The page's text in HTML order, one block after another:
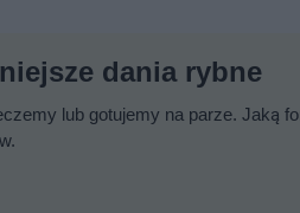
dania rybne
lub gotujemy na parze. Jaką